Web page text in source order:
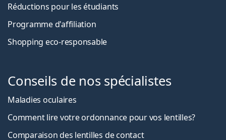
Réductions pour les étudiants
Programme d'affiliation
Shopping eco-responsable
Conseils de nos spécialistes
Maladies oculaires
Comment lire votre ordonnance pour vos lentilles?
Comparaison des lentilles de contact